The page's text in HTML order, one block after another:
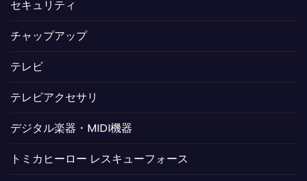
セキュリティ
チャップアップ
テレビ
テレビアクセサリ
デジタル楽器・MIDI機器
トミカヒーロー レスキューフォース